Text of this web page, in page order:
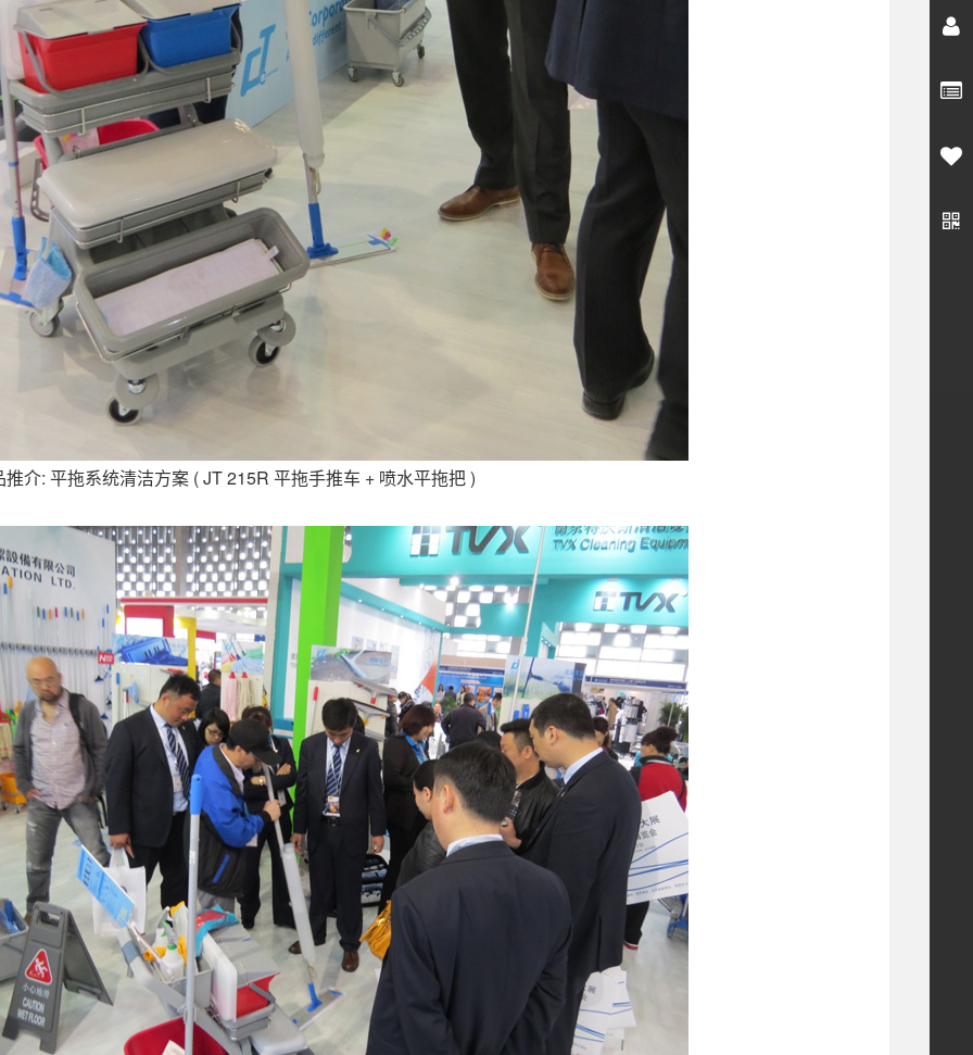
推介: 平拖系统清洁方案 ( JT 215R 平拖手推车 + 喷水平拖把 )